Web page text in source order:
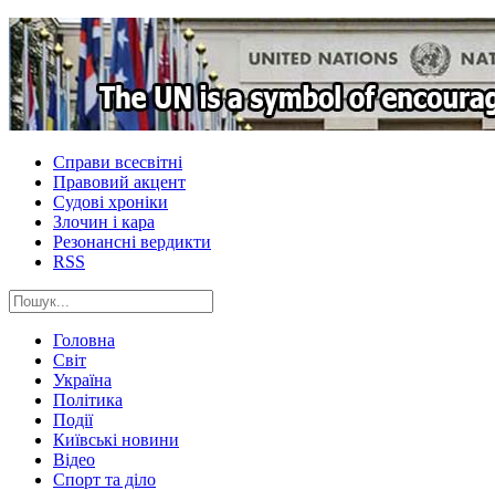
Справи всесвітні
Правовий акцент
Судові хроніки
Злочин і кара
Резонансні вердикти
RSS
Головна
Світ
Україна
Політика
Події
Київські новини
Відео
Спорт та діло